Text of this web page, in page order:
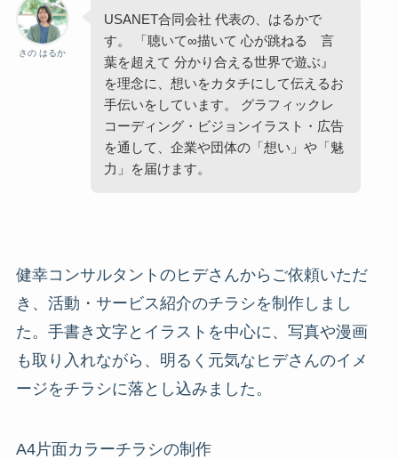
さの はるか
USANET合同会社 代表の、はるかで
す。 「聴いて∞描いて 心が跳ねる 言
葉を超えて 分かり合える世界で遊ぶ』
を理念に、想いをカタチにして伝えるお
手伝いをしています。 グラフィックレ
コーディング・ビジョンイラスト・広告
を通して、企業や団体の「想い」や「魅
力」を届けます。
健幸コンサルタントのヒデさんからご依頼いただ
き、活動・サービス紹介のチラシを制作しまし
た。手書き文字とイラストを中心に、写真や漫画
も取り入れながら、明るく元気なヒデさんのイメ
ージをチラシに落とし込みました。
A4片面カラーチラシの制作